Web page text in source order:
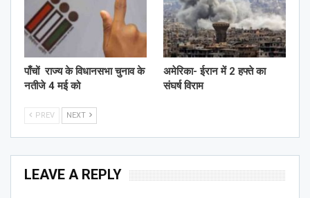
पाँचों राज्य के विधानसभा चुनाव के
नतीजे 4 मई को
अमेरिका- ईरान में 2 हफ्ते का
संघर्ष विराम
PREV NEXT
LEAVE A REPLY